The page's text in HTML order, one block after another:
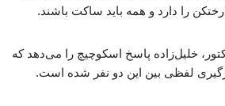
را دارد و همه باید ساکت باشند.
خلیل‌زاده پاسخ اسکوچیچ را می‌دهد که
لفظی بین این دو نفر شده است.